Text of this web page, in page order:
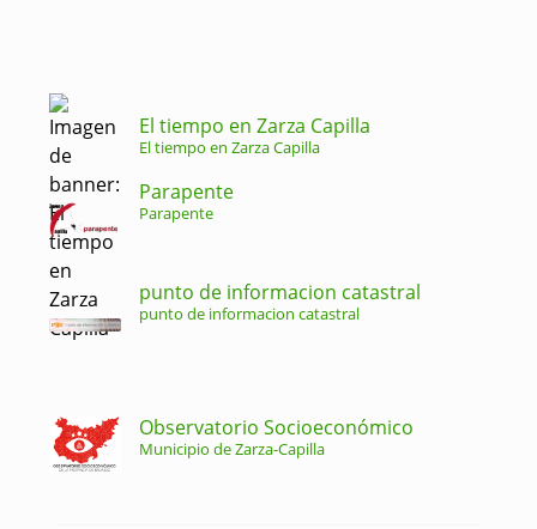
El tiempo en Zarza Capilla
El tiempo en Zarza Capilla
Parapente
Parapente
punto de informacion catastral
punto de informacion catastral
Observatorio Socioeconómico
Municipio de Zarza-Capilla